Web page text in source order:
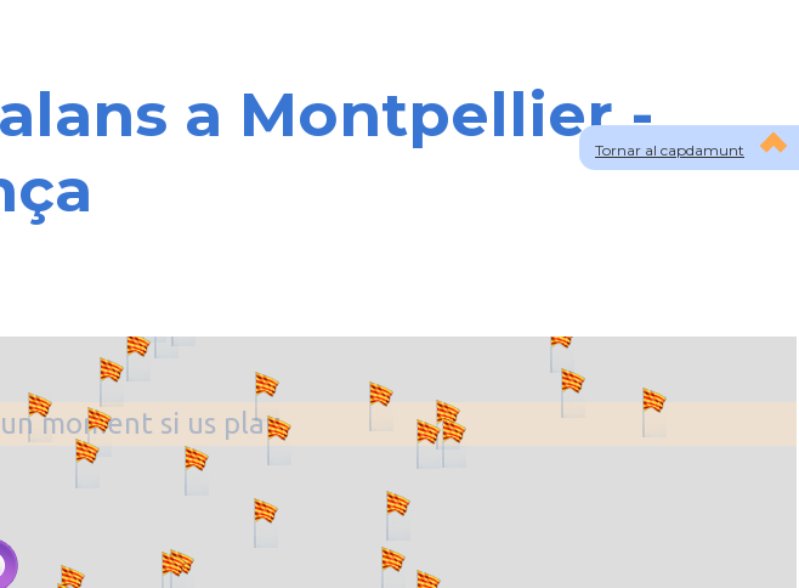
Tornar al capdamunt
a Montpellier -
moment si us plau